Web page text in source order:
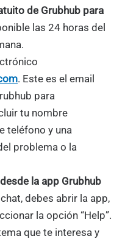
de Grubhub para
las 24 horas del
. Este es el email
para
tu nombre
teléfono y una
problema o la
la app Grubhub
debes abrir la app,
la opción “Help”.
que te interesa y